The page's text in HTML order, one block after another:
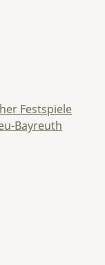
Festspiele
Bayreuth